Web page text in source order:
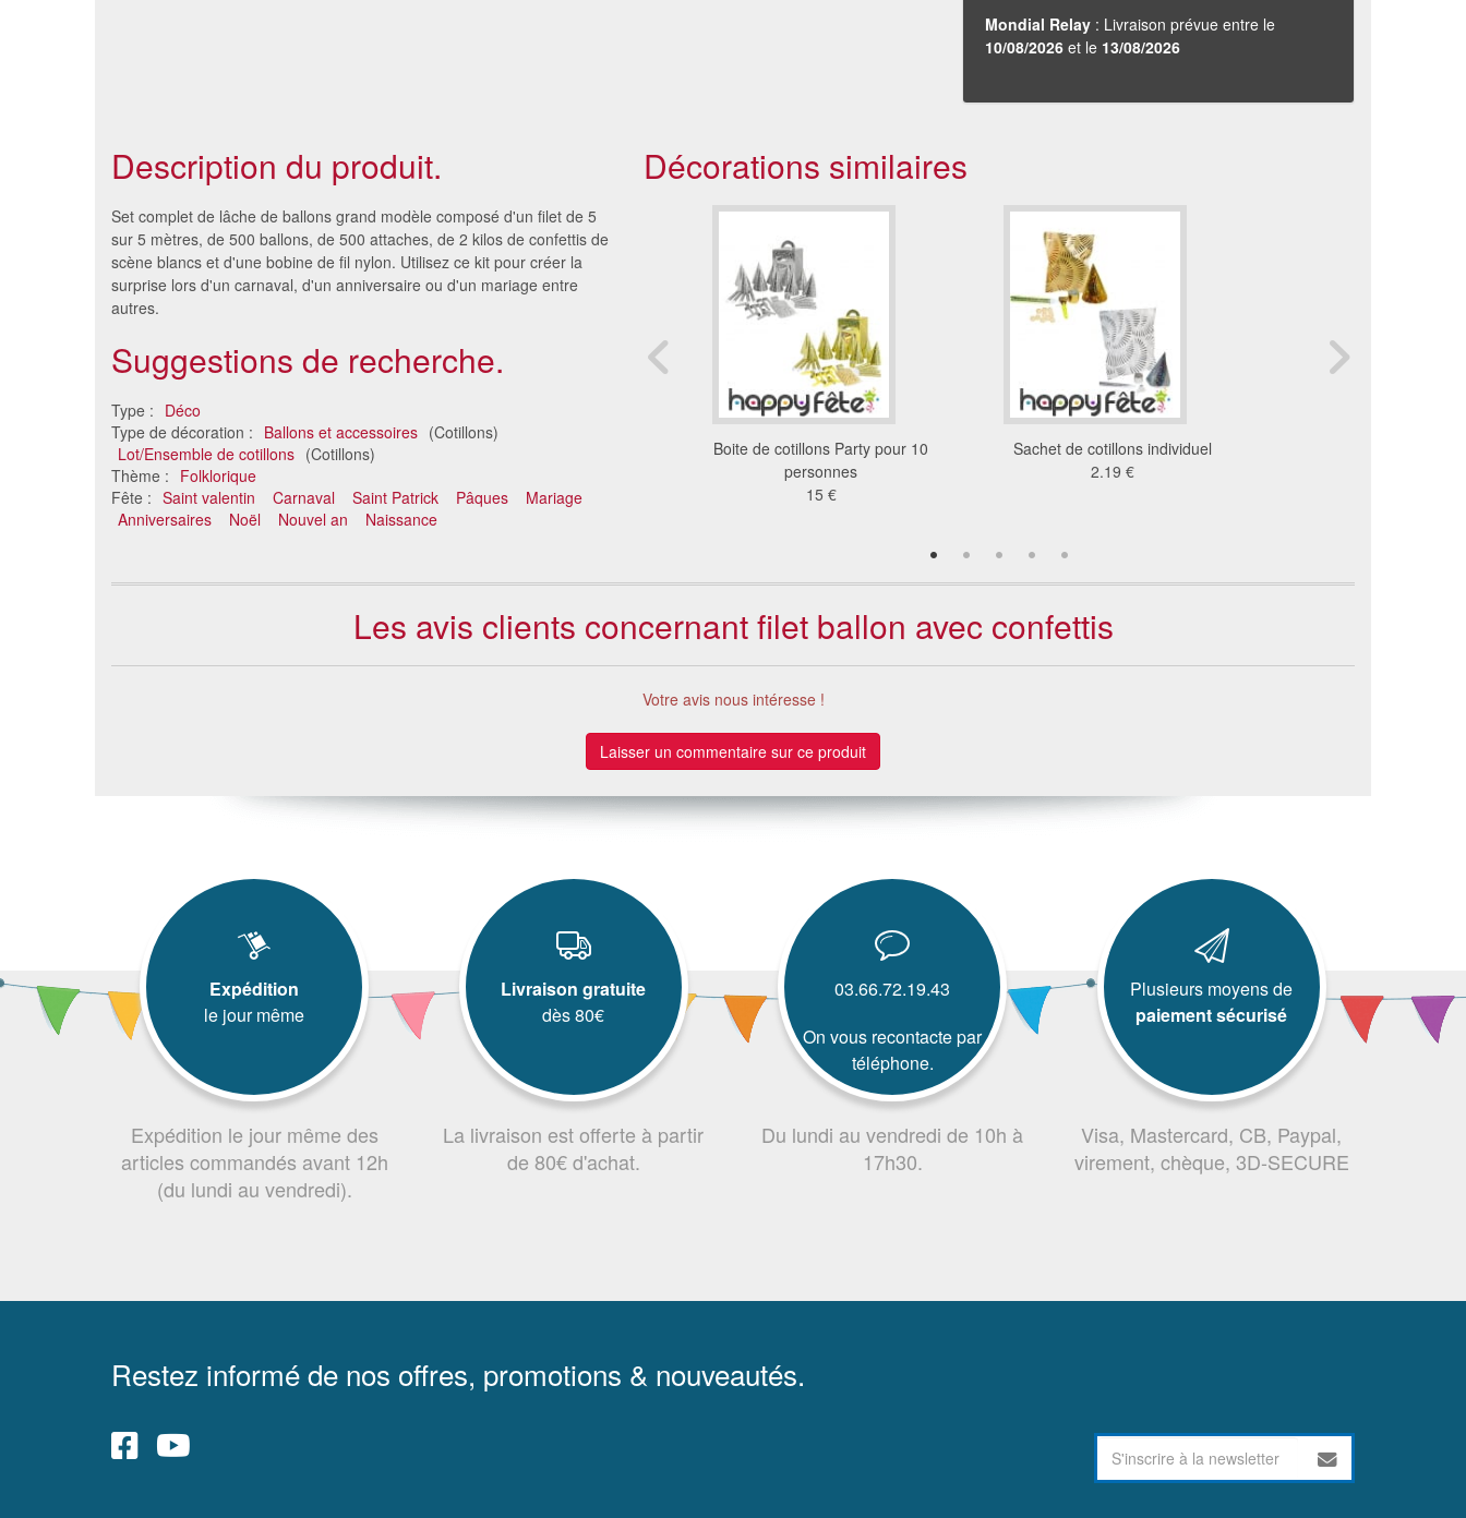
Mondial Relay : Livraison prévue entre le
10/08/2026 et le 13/08/2026
Description du produit.
Set complet de lâche de ballons grand modèle composé d'un filet de 5
sur 5 mètres, de 500 ballons, de 500 attaches, de 2 kilos de confettis de
scène blancs et d'une bobine de fil nylon. Utilisez ce kit pour créer la
surprise lors d'un carnaval, d'un anniversaire ou d'un mariage entre
autres.
Suggestions de recherche.
Type : Déco
Type de décoration : Ballons et accessoires (Cotillons)
Lot/Ensemble de cotillons (Cotillons)
Thème : Folklorique
Fête : Saint valentin Carnaval Saint Patrick Pâques
Mariage
Anniversaires
Noël Nouvel an Naissance
Décorations similaires
Ballon "vive les mariés" géant
blanc/bordeaux
9.24 €
Ballon Mario Bross sur tige
Boite de cotillons Party pour 10
personnes
15 €
Sachet de cotillons individuel
2.19 €
Les avis clients concernant filet ballon avec confettis
Votre avis nous intéresse !
Laisser un commentaire sur ce produit
Expédition
le jour même
Expédition le jour même des
articles commandés avant 12h
(du lundi au vendredi).
Livraison gratuite
dès 80€
La livraison est offerte à partir
de 80€ d'achat.
03.66.72.19.43
On vous recontacte par
téléphone.
Du lundi au vendredi de 10h à
17h30.
Plusieurs moyens de
paiement sécurisé
Visa, Mastercard, CB, Paypal,
virement, chèque, 3D-SECURE
Restez informé de nos offres, promotions & nouveautés.